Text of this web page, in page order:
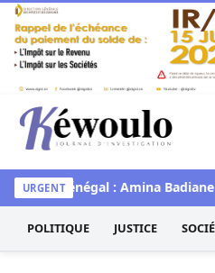
Aller au contenu
Kéwoulo, le premier site
URGENT
Miss Sénégal : Amina Badiane
POLITIQUE JUSTICE